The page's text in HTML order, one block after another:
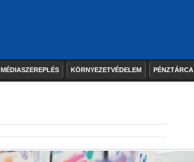
MÉDIASZEREPLÉS KÖRNYEZETVÉDELEM PÉNZTÁRCA